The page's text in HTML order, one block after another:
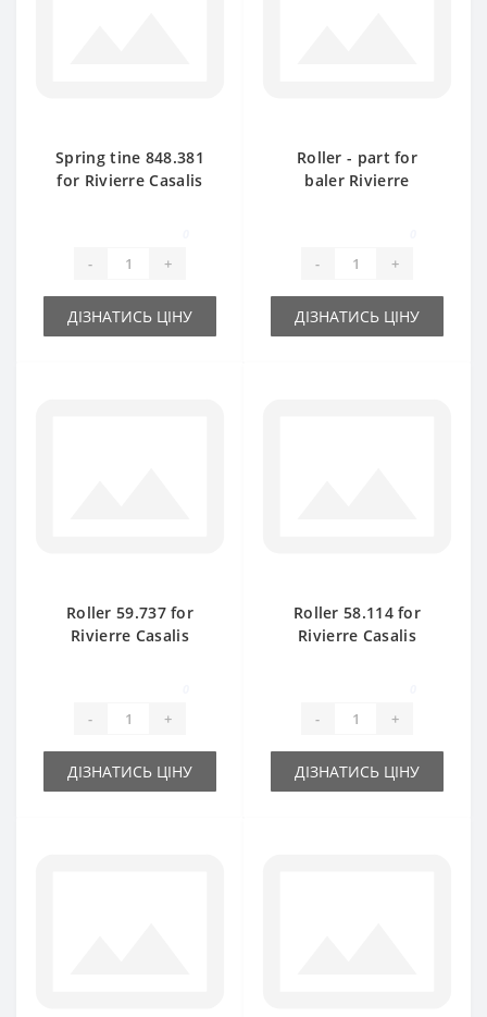
Spring tine 848.381
for Rivierre Casalis
- +
ДІЗНАТИСЬ ЦІНУ
Roller - part for
baler Rivierre
- +
ДІЗНАТИСЬ ЦІНУ
Roller 59.737 for
Rivierre Casalis
- +
ДІЗНАТИСЬ ЦІНУ
Roller 58.114 for
Rivierre Casalis
- +
ДІЗНАТИСЬ ЦІНУ